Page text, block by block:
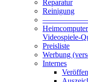
Reparatur
Reinigung
Videospiele-
Preisliste
Werbung
Internes